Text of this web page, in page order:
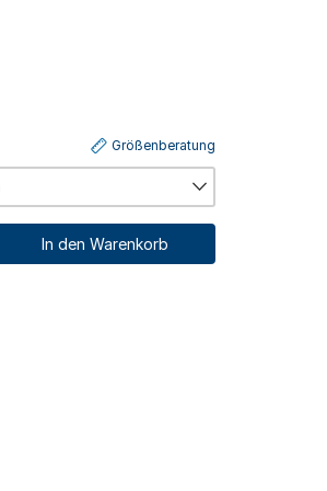
Größenberatung
In den Warenkorb